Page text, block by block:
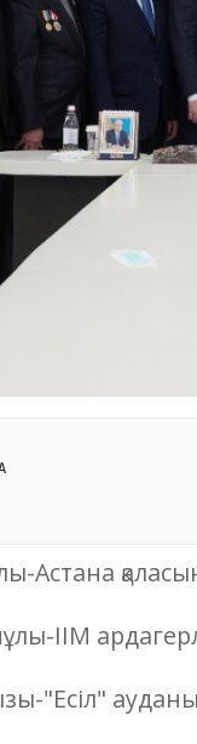
Астана
ІІМ
"Есіл"